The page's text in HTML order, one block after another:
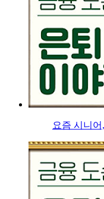
요즘 시니